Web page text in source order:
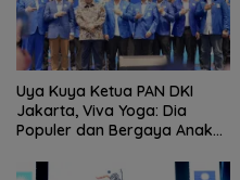
Uya Kuya Ketua PAN DKI
Jakarta, Viva Yoga: Dia
Populer dan Bergaya Anak